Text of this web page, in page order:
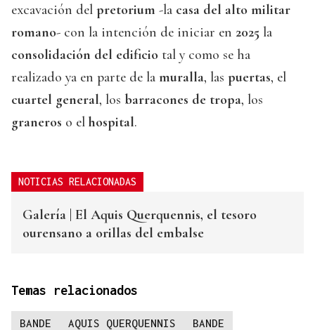
excavación del pretorium -la casa del alto militar
romano- con la intención de iniciar en 2025 la
consolidación del edificio tal y como se ha
realizado ya en parte de la muralla, las puertas, el
cuartel general, los barracones de tropa, los
graneros o el hospital.
NOTICIAS RELACIONADAS
Galería | El Aquis Querquennis, el tesoro
ourensano a orillas del embalse
Temas relacionados
BANDE AQUIS QUERQUENNIS
BANDE